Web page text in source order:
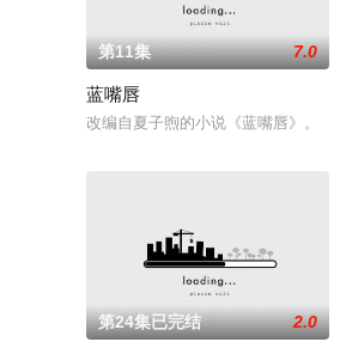
第11集 7.0
蓝嘴唇
改编自夏子煦的小说《蓝嘴唇》。
第24集已完结 2.0